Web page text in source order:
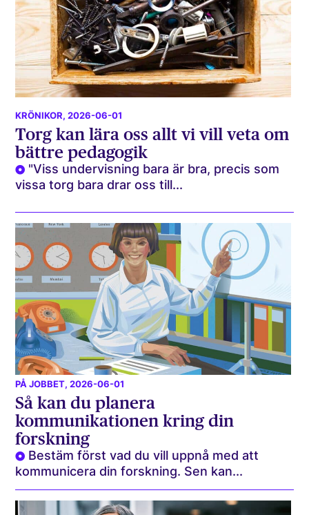
KRÖNIKOR, 2026-06-01
Torg kan lära oss allt vi vill veta om
bättre pedagogik
"Viss undervisning bara är bra, precis som
vissa torg bara drar oss till...
PÅ JOBBET, 2026-06-01
Så kan du planera
kommunikationen kring din
forskning
Bestäm först vad du vill uppnå med att
kommunicera din forskning. Sen kan...